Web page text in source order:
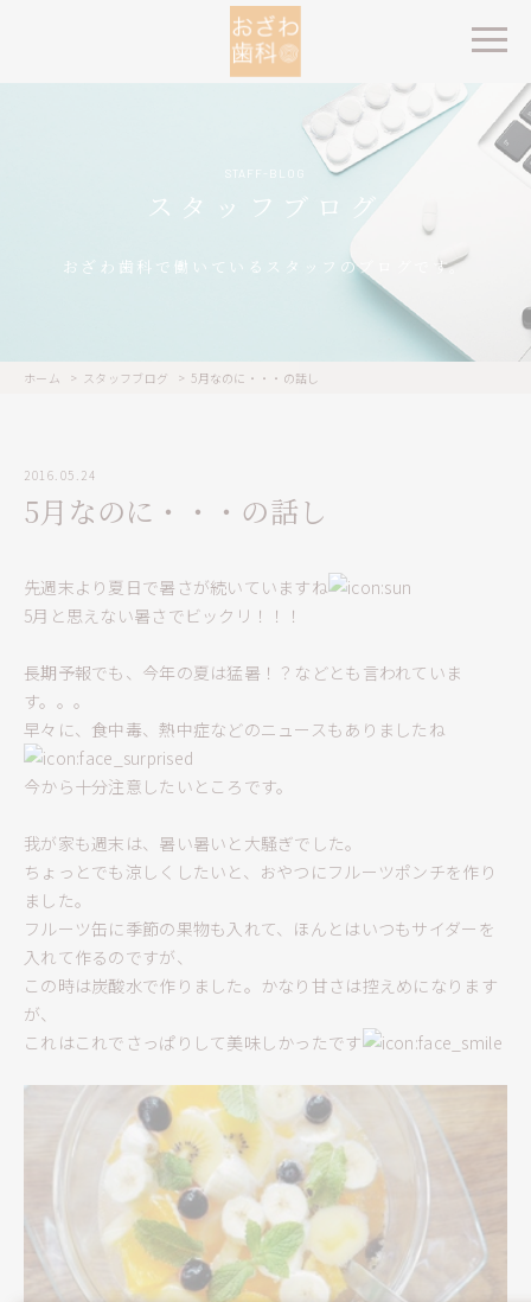
STAFF-BLOG
スタッフブログ
おざわ歯科で働いているスタッフのブログです。
ホーム スタッフブログ 5月なのに・・・の話し
2016.05.24
5月なのに・・・の話し
先週末より夏日で暑さが続いていますね
5月と思えない暑さでビックリ！！！
長期予報でも、今年の夏は猛暑！？などとも言われていま
す。。。
早々に、食中毒、熱中症などのニュースもありましたね
今から十分注意したいところです。
我が家も週末は、暑い暑いと大騒ぎでした。
ちょっとでも涼しくしたいと、おやつにフルーツポンチを作り
ました。
フルーツ缶に季節の果物も入れて、ほんとはいつもサイダーを
入れて作るのですが、
この時は炭酸水で作りました。かなり甘さは控えめになります
が、
これはこれでさっぱりして美味しかったです